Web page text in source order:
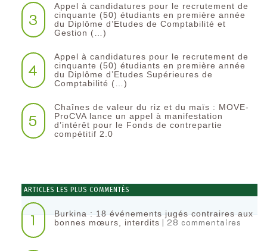
3
Appel à candidatures pour le recrutement de
cinquante (50) étudiants en première année
du Diplôme d’Etudes de Comptabilité et
Gestion (…)
4
Appel à candidatures pour le recrutement de
cinquante (50) étudiants en première année
du Diplôme d’Etudes Supérieures de
Comptabilité (…)
5
Chaînes de valeur du riz et du maïs : MOVE-
ProCVA lance un appel à manifestation
d’intérêt pour le Fonds de contrepartie
compétitif 2.0
ARTICLES LES PLUS COMMENTÉS
1
Burkina : 18 événements jugés contraires aux
bonnes mœurs, interdits | 28 commentaires